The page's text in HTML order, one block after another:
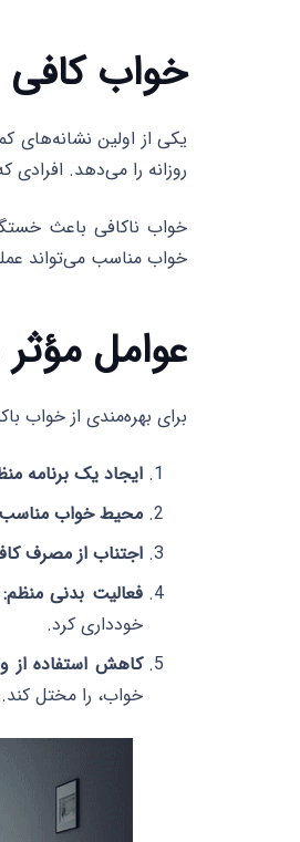
خواب کافی
یکی از اولین نشانه‌های
روزانه را می‌دهد. افرادی
خواب ناکافی باعث
خواب مناسب می‌تواند
عوامل
برای بهره‌مندی از خواب
ایجاد یک برنامه
محیط خواب
اجتناب از مصرف
فعالیت بدنی منظم:
خودداری کرد.
کاهش استفاده از
خواب، را مختل کند.